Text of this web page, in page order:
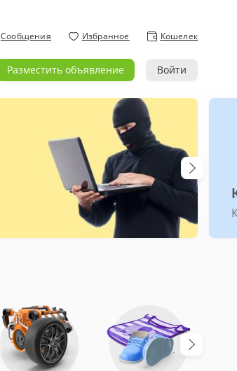
Сообщения Избранное Кошелек
Разместить объявление Войти